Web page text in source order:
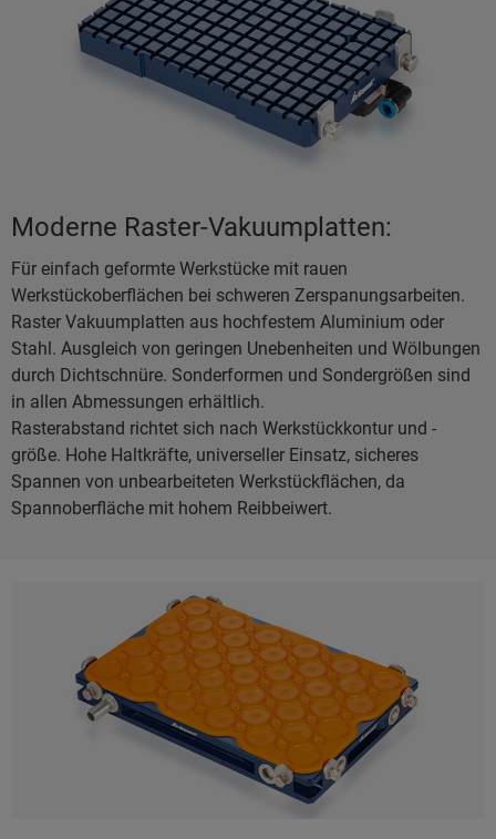
Moderne Raster-Vakuumplatten:
Für einfach geformte Werkstücke mit rauen
Werkstückoberflächen bei schweren Zerspanungsarbeiten.
Raster Vakuumplatten aus hochfestem Aluminium oder
Stahl. Ausgleich von geringen Unebenheiten und Wölbungen
durch Dichtschnüre. Sonderformen und Sondergrößen sind
in allen Abmessungen erhältlich.
Rasterabstand richtet sich nach Werkstückkontur und -
größe. Hohe Haltkräfte, universeller Einsatz, sicheres
Spannen von unbearbeiteten Werkstückflächen, da
Spannoberfläche mit hohem Reibbeiwert.